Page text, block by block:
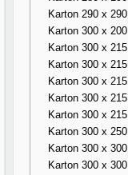
Karton 290 x
Karton 300 x
Karton 300 x
Karton 300 x
Karton 300 x
Karton 300 x
Karton 300 x
Karton 300 x
Karton 300 x
Karton 300 x